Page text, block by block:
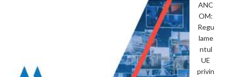
ANC
OM:
Regu
lame
ntul
UE
privin